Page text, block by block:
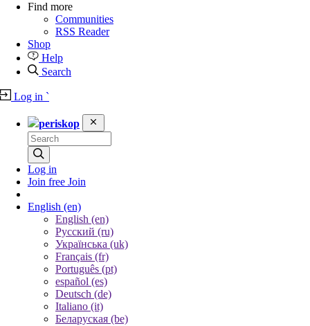
Find more
Communities
RSS Reader
Shop
Help
Search
Log in `
periskop
Log in
Join free Join
English (en)
English (en)
Русский (ru)
Українська (uk)
Français (fr)
Português (pt)
español (es)
Deutsch (de)
Italiano (it)
Беларуская (be)